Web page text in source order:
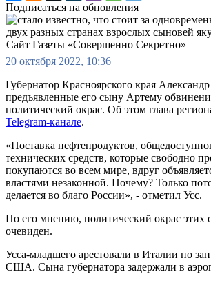
Подписаться на обновления
20 октября 2022, 10:36
Губернатор Красноярского края
предъявленные его сыну Артему
политический окрас. Об этом глава
Telegram-канале.
«Поставка нефтепродуктов,
технических средств, которые свободно
покупаются во всем мире, вдруг
властями незаконной. Почему? Только
делается во благо России», - отметил Усс.
По его мнению, политический окрас этих
очевиден.
Усса-младшего арестовали в Италии по
США. Сына губернатора задержали в